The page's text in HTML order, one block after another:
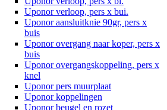
Uponor verloop, pers x bui.
Uponor aansluitknie 90gr, pers x
buis
Uponor overgang naar koper, pers x
buis
Uponor overgangskoppeling, pers x
knel
Uponor pers muurplaat
Uponor koppelingen
Uponor beugel en rozet